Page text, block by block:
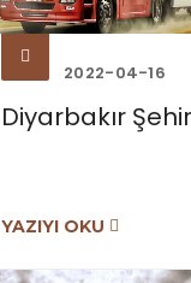
2022-04-16
Diyarbakır
YAZIYI OKU